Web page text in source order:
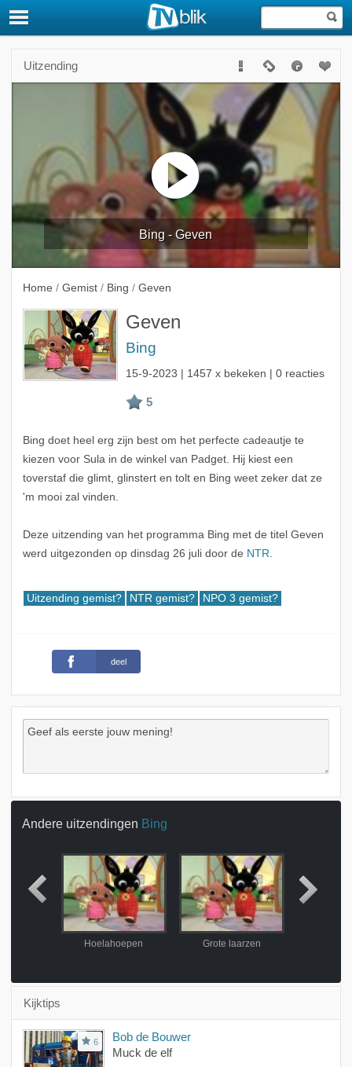
Uitzending
Bing - Geven
Home / Gemist / Bing / Geven
Geven
Bing
15-9-2023 | 1457 x bekeken | 0 reacties
Bing doet heel erg zijn best om het perfecte cadeautje te
kiezen voor Sula in de winkel van Padget. Hij kiest een
toverstaf die glimt, glinstert en tolt en Bing weet zeker dat ze
'm mooi zal vinden.
Deze uitzending van het programma Bing met de titel Geven
werd uitgezonden op dinsdag 26 juli door de NTR.
Uitzending gemist? NTR gemist? NPO 3 gemist?
deel
Andere uitzendingen Bing
Hoelahoepen Grote laarzen
Kijktips
6
Bob de Bouwer
Muck de elf